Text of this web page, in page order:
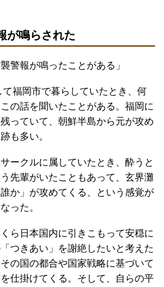
が鳴らされた
警報が鳴ったことがある」
福岡市で暮らしていたとき、何
の話を聞いたことがある。福岡に
っていて、朝鮮半島から元が攻め
も多い。
ークルに属していたとき、酔うと
先輩がいたこともあって、玄界灘
か」が攻めてくる、という感覚が
った。
ら日本国内に引きこもって安穏に
つきあい」を謝絶したいと考えた
の国の都合や国家戦略に基づいて
仕掛けてくる。そして、自らの平